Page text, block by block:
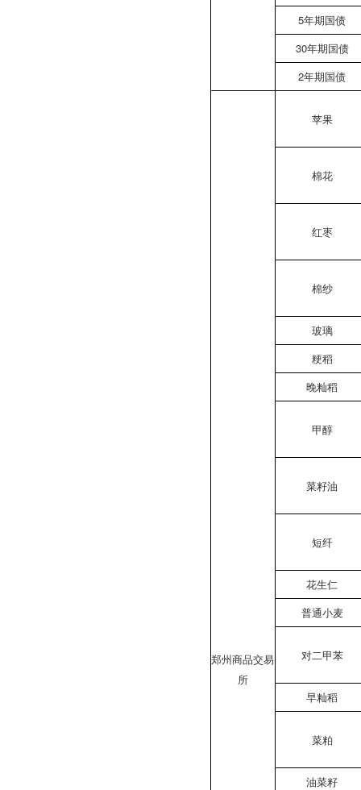
5年期国债
30年期国债
2年期国债
郑州商品交易
所
苹果
棉花
红枣
棉纱
玻璃
粳稻
晚籼稻
甲醇
菜籽油
短纤
花生仁
普通小麦
对二甲苯
早籼稻
菜粕
油菜籽